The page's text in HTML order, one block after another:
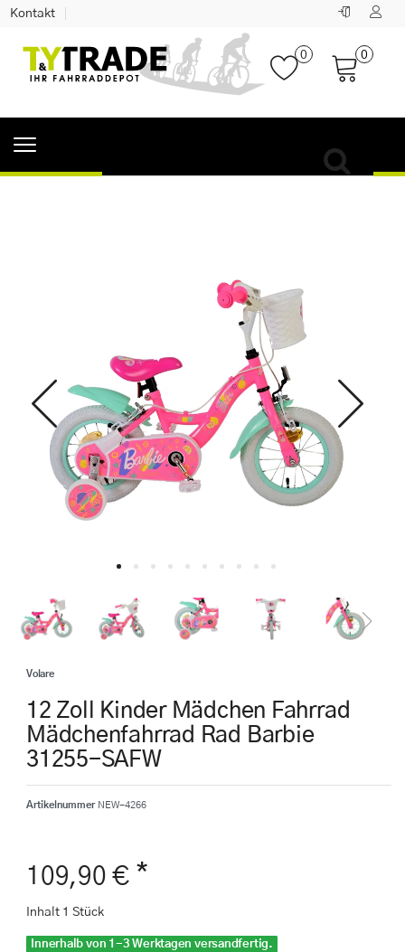
Kontakt
0 0
Volare
12 Zoll Kinder Mädchen Fahrrad
Mädchenfahrrad Rad Barbie
31255-SAFW
Artikelnummer NEW-4266
109,90 € *
Inhalt 1 Stück
Innerhalb von 1-3 Werktagen versandfertig.